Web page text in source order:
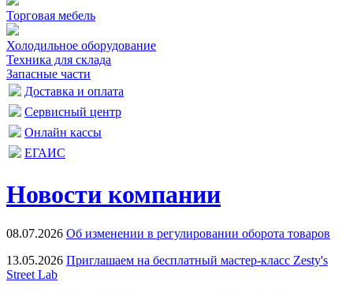
Торговая мебель
Холодильное оборудование
Техника для склада
Запасные части
Доставка и оплата
Сервисный центр
Онлайн кассы
ЕГАИС
Новости компании
08.07.2026 Об изменении в регулировании оборота товаров
13.05.2026 Приглашаем на бесплатный мастер-класс Zesty's
Street Lab